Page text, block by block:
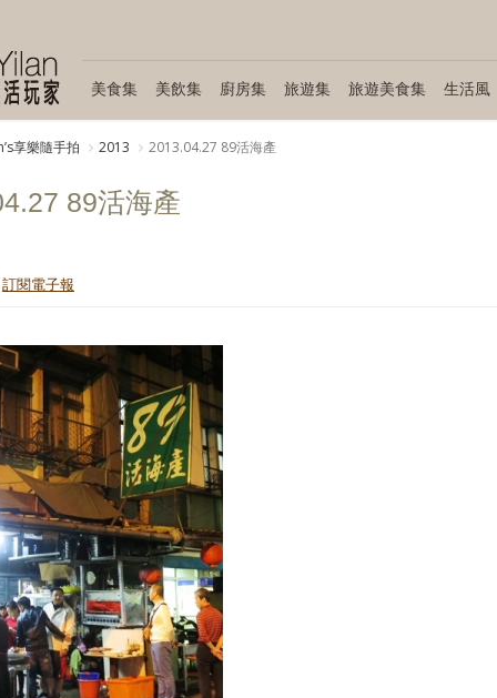
美食集 美飲集 廚房集 旅遊集 旅遊美食集 生活風
享樂隨手拍 2013 2013.04.27 89活海產
89活海產
訂閱電子報